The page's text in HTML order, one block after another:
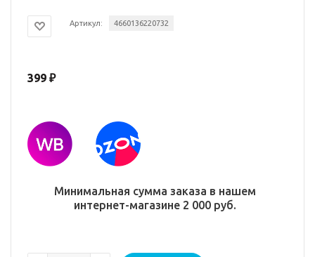
Артикул: 4660136220732
399 ₽
Минимальная сумма заказа в нашем
интернет-магазине 2 000 руб.